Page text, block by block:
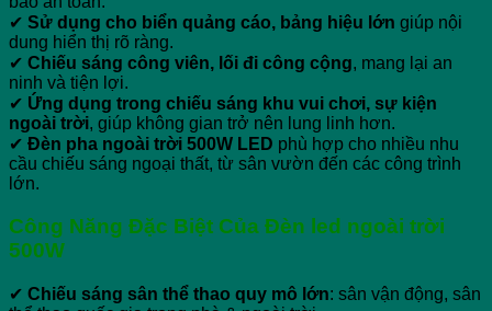
✔ Sử dụng cho biển quảng cáo, bảng hiệu lớn giúp nội
dung hiển thị rõ ràng.
✔ Chiếu sáng công viên, lối đi công cộng, mang lại an
ninh và tiện lợi.
✔ Ứng dụng trong chiếu sáng khu vui chơi, sự kiện
ngoài trời, giúp không gian trở nên lung linh hơn.
✔ Đèn pha ngoài trời 500W LED phù hợp cho nhiều nhu
cầu chiếu sáng ngoại thất, từ sân vườn đến các công trình
lớn.
Công Năng Đặc Biệt Của Đèn led ngoài trời
500W
✔ Chiếu sáng sân thể thao quy mô lớn: sân vận động, sân